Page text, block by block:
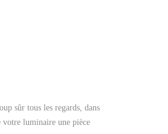
sûr tous les regards, dans
votre luminaire une pièce